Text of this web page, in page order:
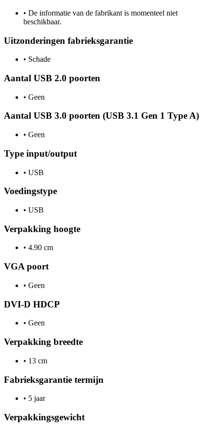
• De informatie van de fabrikant is momenteel niet
beschikbaar.
Uitzonderingen fabrieksgarantie
• Schade
Aantal USB 2.0 poorten
• Geen
Aantal USB 3.0 poorten (USB 3.1 Gen 1 Type A)
• Geen
Type input/output
• USB
Voedingstype
• USB
Verpakking hoogte
• 4.90 cm
VGA poort
• Geen
DVI-D HDCP
• Geen
Verpakking breedte
• 13 cm
Fabrieksgarantie termijn
• 5 jaar
Verpakkingsgewicht